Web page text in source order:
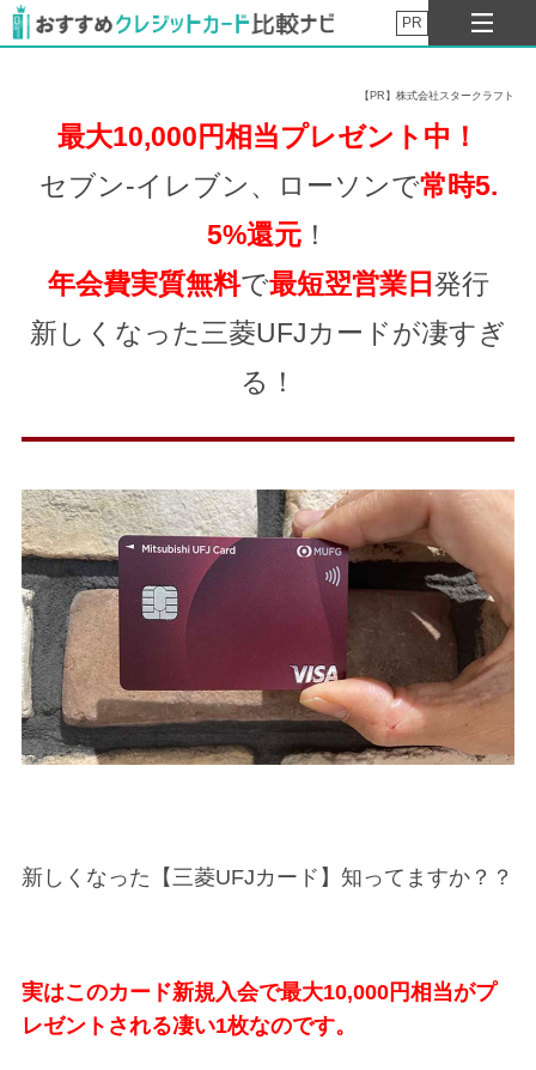
PR
【PR】株式会社スタークラフト
最大10,000円相当プレゼント 中！
セブン-イレブン、ローソンで常時5.
5%還元 ！
年会費実質無料で最短翌営業日発行
新しくなった三菱UFJカードが凄すぎ
る！
新しくなった【三菱UFJカード】知ってますか？？
実はこのカード新規入会で最大10,000円相当がプ
レゼントされる凄い1枚なのです。